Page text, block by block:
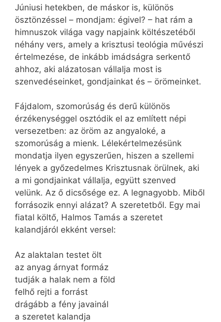
Júniusi hetekben, de máskor is, különös
ösztönzéssel – mondjam: égivel? – hat rám a
himnuszok világa vagy napjaink költészetéből
néhány vers, amely a krisztusi teológia művészi
értelmezése, de inkább imádságra serkentő
ahhoz, aki alázatosan vállalja most is
szenvedéseinket, gondjainkat és – örömeinket.
Fájdalom, szomorúság és derű különös
érzékenységgel osztódik el az említett népi
versezetben: az öröm az angyaloké, a
szomorúság a mienk. Lélekértelmezésünk
mondatja ilyen egyszerűen, hiszen a szellemi
lények a győzedelmes Krisztusnak örülnek, aki
a mi gondjainkat vállalja, együtt szenved
velünk. Az ő dicsősége ez. A legnagyobb. Miből
forrásozik ennyi alázat? A szeretetből. Egy mai
fiatal költő, Halmos Tamás a szeretet
kalandjáról ekként versel:
Az alaktalan testet ölt
az anyag árnyat formáz
tudják a halak nem a föld
felhő rejti a forrást
drágább a fény javainál
a szeretet kalandja